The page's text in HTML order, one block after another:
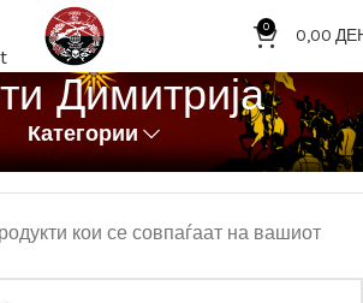
0 0,00
Димитрија
Категории
“Свети Димитрија”
кои се совпаѓаат на вашиот